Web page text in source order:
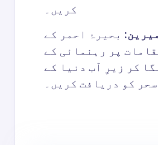
کریں۔
: بحیرۂ احمر کے
پر رہنمائی کے
کر زیرِ آب دنیا کے
سحر کو دریافت کریں۔